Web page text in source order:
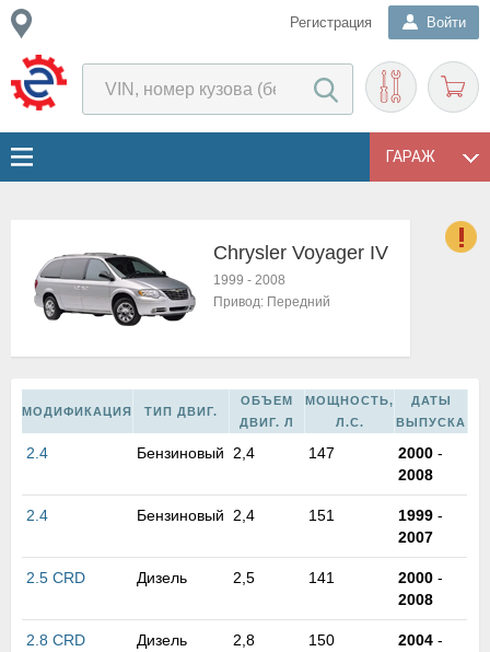
Регистрация Войти
ГАРАЖ
Chrysler Voyager IV
1999 - 2008
Привод: Передний
МОДИФИКАЦИЯ ТИП ДВИГ.
ОБЪЕМ
ДВИГ. Л
МОЩНОСТЬ,
Л.С.
ДАТЫ
ВЫПУСКА
2.4 Бензиновый 2,4 147 2000 -
2008
2.4 Бензиновый 2,4 151 1999 -
2007
2.5 CRD Дизель 2,5 141 2000 -
2008
2.8 CRD Дизель 2,8 150 2004 -